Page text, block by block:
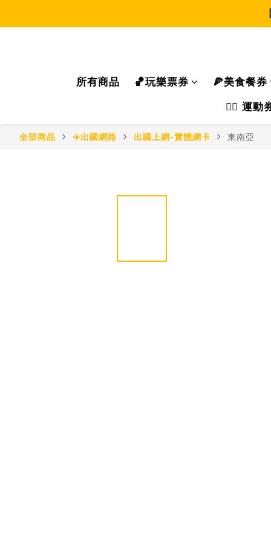
所有商品 🏀玩樂票券 🍕美食餐券
🏃‍♂️ 運動
全部商品 ✈️出國網路 出國上網-實體網卡 東南亞